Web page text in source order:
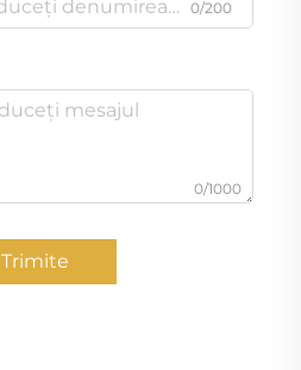
0/200
0/1000
Trimite